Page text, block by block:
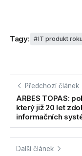
Tagy: IT produkt roku
Předchozí článek
ARBES TOPAS:
který již 20 let
informačních
Další článek